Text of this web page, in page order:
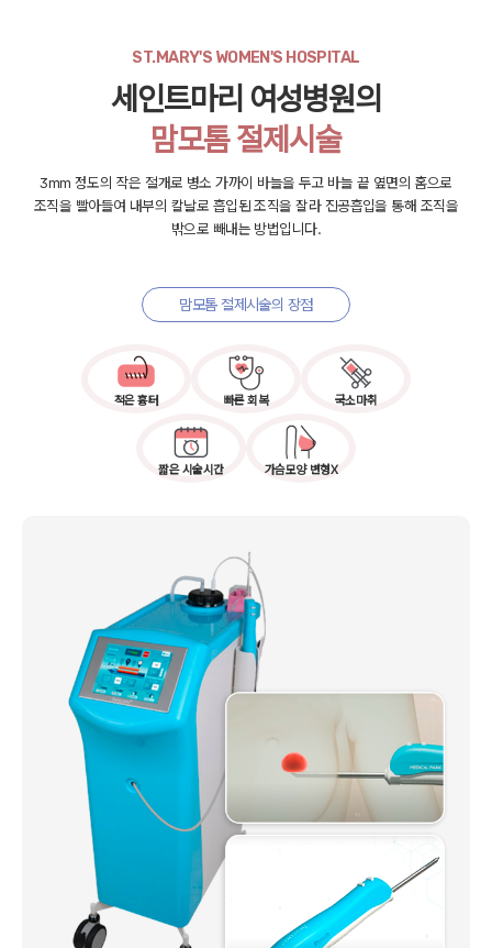
ST.MARY'S WOMEN'S HOSPITAL
세인트마리 여성병원의
맘모톰 절제시술
3mm 정도의 작은 절개로 병소 가까이 바늘을 두고 바늘 끝 옆면의 홈으로
조직을 빨아들여 내부의 칼날로 흡입된 조직을 잘라 진공흡입을 통해 조직을
밖으로 빼내는 방법입니다.
맘모톰 절제시술의 장점
적은 흉터 빠른 회복 국소마취
짧은 시술시간 가슴모양 변형X